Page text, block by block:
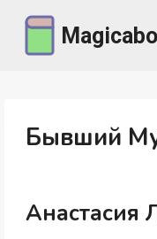
содержимому
Бывший
Анастасия